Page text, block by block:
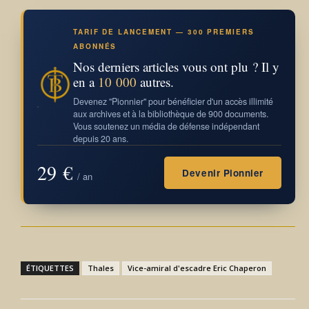
TARIF DE LANCEMENT — 300 PREMIERS
ABONNÉS
Nos derniers articles vous ont plu ? Il y
en a 10 000 autres.
Devenez "Pionnier" pour bénéficier d'un accès illimité
aux archives et à la bibliothèque de 900 documents.
Vous soutenez un média de défense indépendant
depuis 20 ans.
29 € / an Devenir Pionnier
ÉTIQUETTES Thales Vice-amiral d'escadre Eric Chaperon